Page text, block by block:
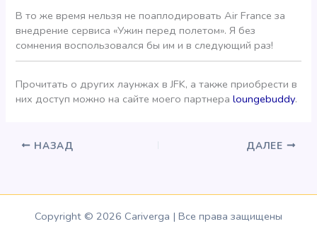
В то же время нельзя не поаплодировать Air France за
внедрение сервиса «Ужин перед полетом». Я без
сомнения воспользовался бы им и в следующий раз!
Прочитать о других лаунжах в JFK, а также приобрести в
них доступ можно на сайте моего партнераloungebuddy.
НАЗАД ДАЛЕЕ
Copyright © 2026 Cariverga | Все права защищены